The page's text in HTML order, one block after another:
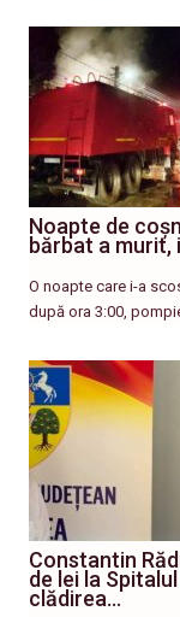
Noapte de
bărbat a murit,
O noapte care i-a
după ora 3:00,
Constantin
de lei la
clădirea…